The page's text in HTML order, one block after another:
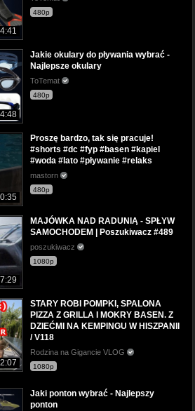
480p
Jakie okulary do pływania wybrać -
Najlepsze okulary
ToTemat
480p
Proszę bardzo, tak się pracuje!
#shorts #dc #fyp #basen #kapiel
#woda #lato #pływanie #relaks
mastorn
480p
MAJÓWKA NAD RADUNIĄ - SPŁYW
SAMOCHODEM | Poszukiwacz #489
poszukiwacz
1080p
STARY ROBI POMPKI, SPALONA
PIZZA Z GRILLA I MOKRY BASEN. Z
DZIEĆMI NA KEMPINGU W HISZPANII
/ V118
Rodzina na Gigancie VLOG
1080p
Jaki ponton wybrać - Najlepszy
ponton